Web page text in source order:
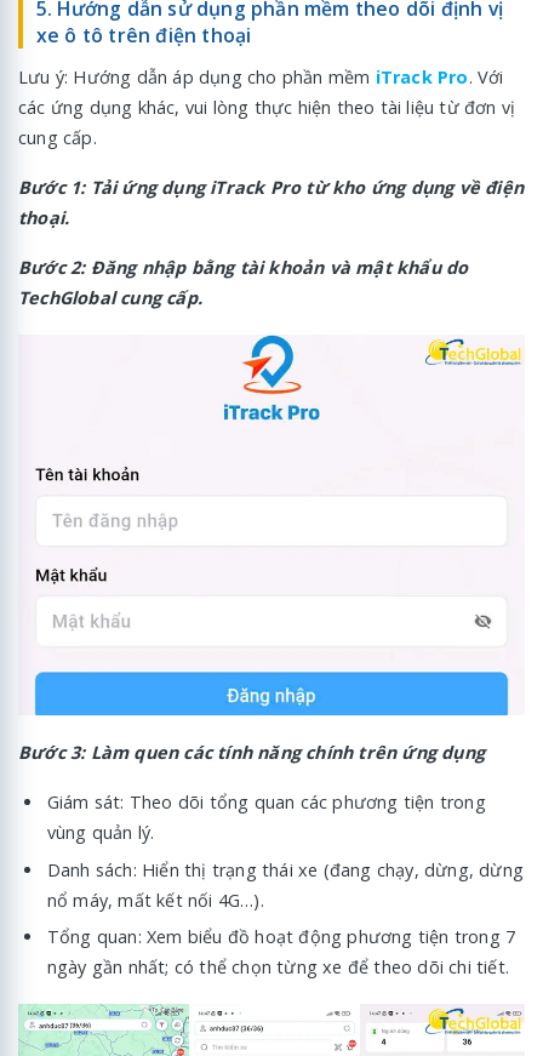
5. Hướng dẫn sử dụng phần mềm theo dõi định vị
xe ô tô trên điện thoại
Lưu ý: Hướng dẫn áp dụng cho phần mềm iTrack Pro. Với
các ứng dụng khác, vui lòng thực hiện theo tài liệu từ đơn vị
cung cấp.
Bước 1: Tải ứng dụng iTrack Pro từ kho ứng dụng về điện
thoại.
Bước 2: Đăng nhập bằng tài khoản và mật khẩu do
TechGlobal cung cấp.
Bước 3: Làm quen các tính năng chính trên ứng dụng
Giám sát: Theo dõi tổng quan các phương tiện trong
vùng quản lý.
Danh sách: Hiển thị trạng thái xe (đang chạy, dừng, dừng
nổ máy, mất kết nối 4G…).
Tổng quan: Xem biểu đồ hoạt động phương tiện trong 7
ngày gần nhất; có thể chọn từng xe để theo dõi chi tiết.